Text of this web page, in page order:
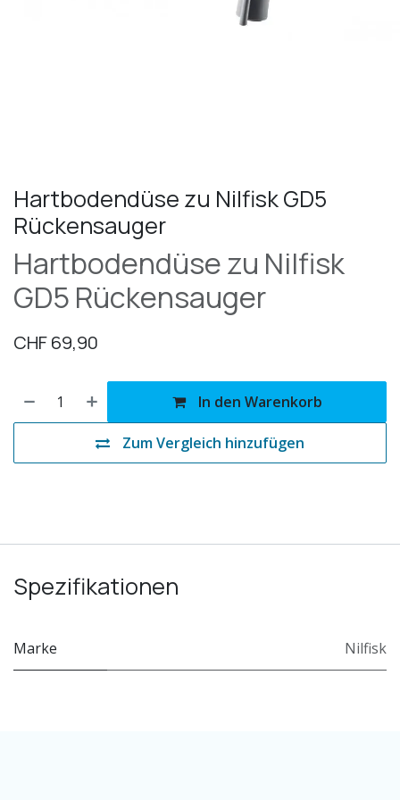
Hartbodendüse zu Nilfisk GD5
Rückensauger
Hartbodendüse zu Nilfisk
GD5 Rückensauger
CHF69,90
In den Warenkorb
Zum Vergleich hinzufügen
Spezifikationen
Marke Nilfisk